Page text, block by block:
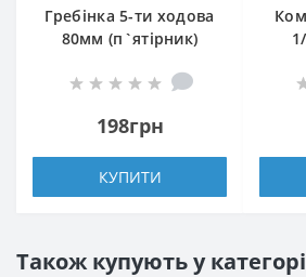
Гребінка 5-ти ходова
80мм (п`ятірник)
1/4″вр 1/4″зр на одній
198грн
КУПИТИ
Також купують у